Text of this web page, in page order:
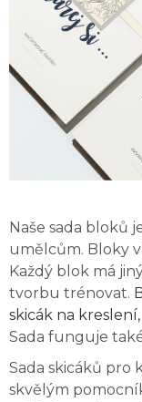
Naše sada bloků
umělcům. Bloky
Každý blok má
tvorbu trénovat.
skicák na
Sada funguje
Sada skicáků pro
skvělým